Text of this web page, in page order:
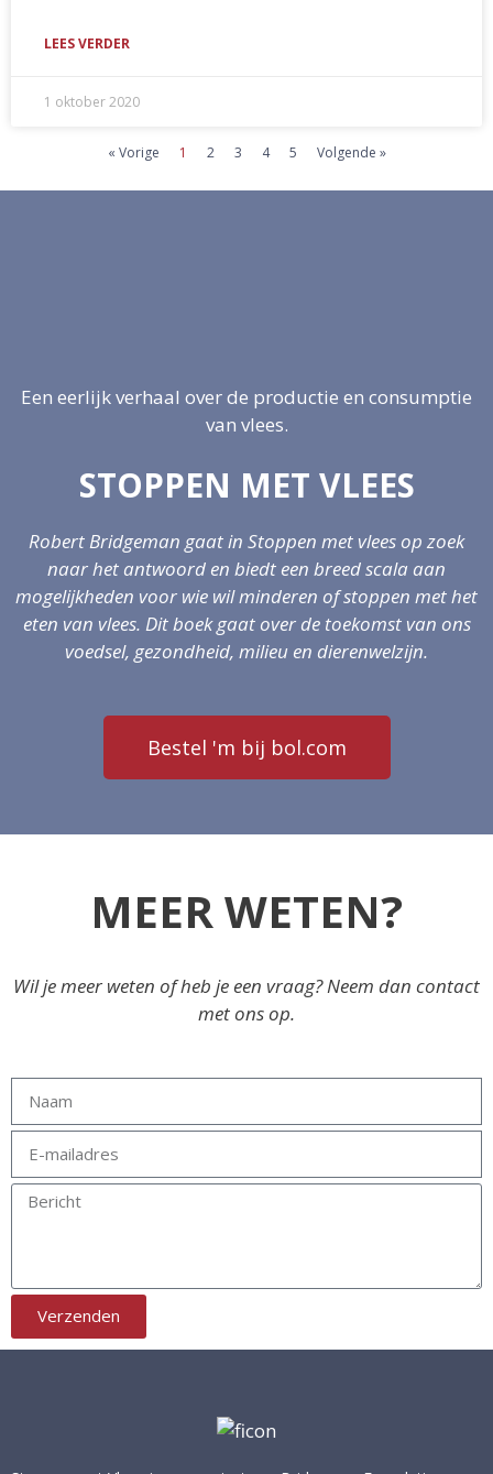
LEES VERDER
1 oktober 2020
« Vorige 1 2 3 4 5 Volgende »
Een eerlijk verhaal over de productie en consumptie
van vlees.
STOPPEN MET VLEES
Robert Bridgeman gaat in Stoppen met vlees op zoek
naar het antwoord en biedt een breed scala aan
mogelijkheden voor wie wil minderen of stoppen met het
eten van vlees. Dit boek gaat over de toekomst van ons
voedsel, gezondheid, milieu en dierenwelzijn.
Bestel 'm bij bol.com
MEER WETEN?
Wil je meer weten of heb je een vraag? Neem dan contact
met ons op.
Verzenden